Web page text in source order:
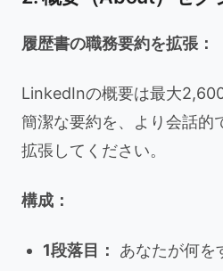
履歴書の職務要約を拡張：
LinkedInの概要は最大
簡潔な要約を、より会話的
拡張してください。
構成：
1段落目：
あなたが何を